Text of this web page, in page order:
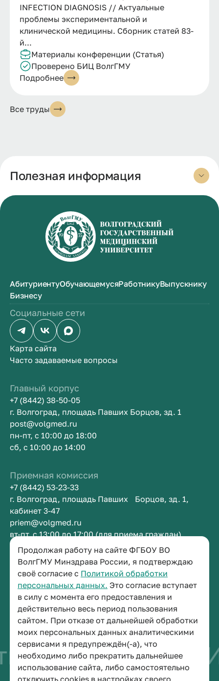
Продолжая работу на сайте ФГБОУ ВО
ВолгГМУ Минздрава России, я подтверждаю
своё согласие с Политикой обработки
персональных данных. Это согласие вступает
в силу с момента его предоставления и
действительно весь период пользования
сайтом. При отказе от дальнейшей обработки
моих персональных данных аналитическими
сервисами я предупреждён(-а), что
необходимо либо прекратить дальнейшее
использование сайта, либо самостоятельно
отключить cookies в настройках своего
INFECTION DIAGNOSIS // Актуальные
проблемы экспериментальной и
клинической медицины. Сборник статей 83-
й...
Материалы конференции (Статья)
Проверено БИЦ ВолгГМУ
Подробнее
Все труды
Полезная информация
АбитуриентуОбучающемусяРаботникуВыпускнику
Бизнесу
Социальные сети
Карта сайта
Часто задаваемые вопросы
Главный корпус
+7 (8442) 38-50-05
г. Волгоград, площадь Павших Борцов, зд. 1
post@volgmed.ru
пн-пт, с 10:00 до 18:00
сб, с 10:00 до 14:00
Приемная комиссия
+7 (8442) 53-23-33
г. Волгоград, площадь Павших Борцов, зд. 1,
кабинет 3-47
priem@volgmed.ru
вт-пт, с 13:00 до 17:00 (для приема граждан)
Приемная ректора
+7 (8442) 38-50-05
г. Волгоград, площадь Павших Борцов, зд. 1,
кабинет 3-11
post@volgmed.ru
пн-пт, с 08.30 до 17.00 (перерыв с 12.30 до 13.00)
быть врачом